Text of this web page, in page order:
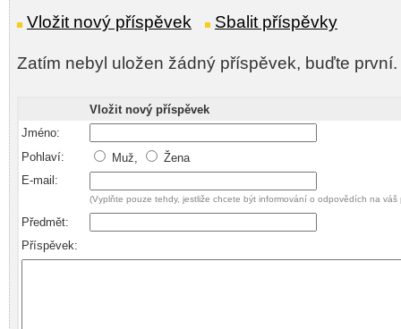
Vložit nový příspěvek
Sbalit příspěvky
Zatím nebyl uložen žádný příspěvek, buďte první.
Vložit nový příspěvek
Jméno:
Pohlaví:
Muž,
Žena
E-mail:
(Vyplňte pouze tehdy, jestliže chcete být informování o odpovědích na váš
Předmět:
Příspěvek: